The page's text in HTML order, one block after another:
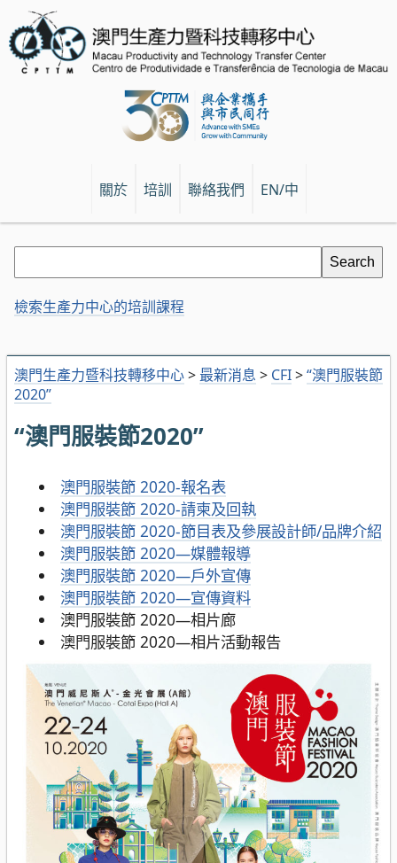
關於 培訓 聯絡我們 EN/中
澳門生產力暨科技轉移中心> 最新消息 > CFI>“澳門服裝節
2020”
“澳門服裝節2020”
澳門服裝節 2020-報名表
澳門服裝節 2020-請柬及回執
澳門服裝節 2020-節目表及參展設計師/品牌介紹
澳門服裝節 2020—媒體報導
澳門服裝節 2020—戶外宣傳
澳門服裝節 2020—宣傳資料
澳門服裝節 2020—相片廊
澳門服裝節 2020—相片活動報告
檢索生產力中心的培訓課程